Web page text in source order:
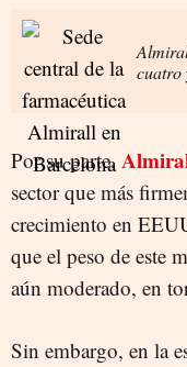
cuatro
Por su parte,
sector que más
crecimiento en
que el peso de este
aún moderado, en
Sin embargo, en la